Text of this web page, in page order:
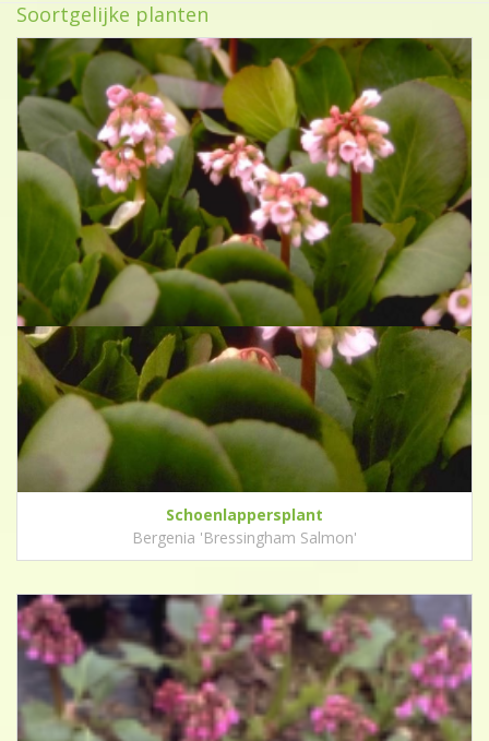
Soortgelijke planten
Schoenlappersplant
Bergenia 'Bressingham Salmon'